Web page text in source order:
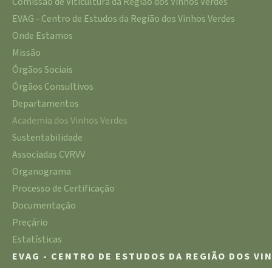
EVAG - Centro de Estudos da Região dos Vinhos Verdes
Onde Estamos
Missão
Órgãos Sociais
Órgãos Consultivos
Departamentos
Academia dos Vinhos Verdes
Sustentabilidade
Associadas CVRVV
Organograma
Processo de Certificação
Documentação
Preçário
Estatísticas
EVAG - CENTRO DE ESTUDOS DA REGIÃO DOS